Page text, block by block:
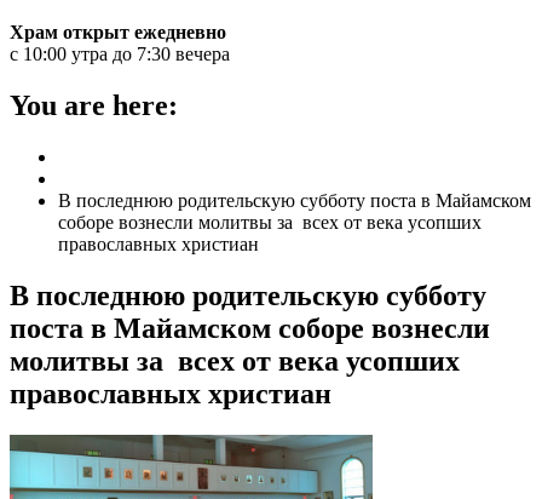
Храм открыт ежедневно
с 10:00 утра до 7:30 вечера
You are here:
В последнюю родительскую субботу поста в Майамском
соборе вознесли молитвы за всех от века усопших
православных христиан
В последнюю родительскую субботу
поста в Майамском соборе вознесли
молитвы за всех от века усопших
православных христиан